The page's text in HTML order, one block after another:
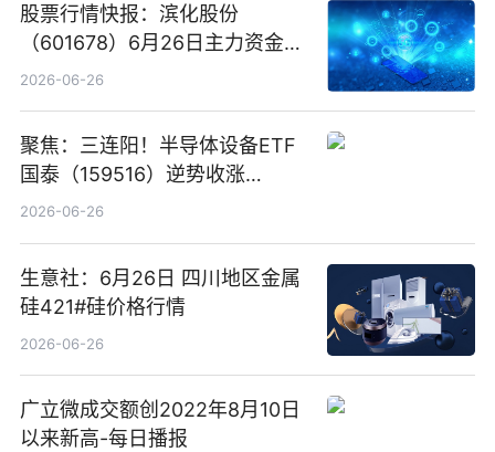
股票行情快报：滨化股份
（601678）6月26日主力资金净
卖出5964.34万元
2026-06-26
聚焦：三连阳！半导体设备ETF
国泰（159516）逆势收涨
3.5%，近10日累计净流入超65
2026-06-26
生意社：6月26日 四川地区金属
硅421#硅价格行情
2026-06-26
广立微成交额创2022年8月10日
以来新高-每日播报